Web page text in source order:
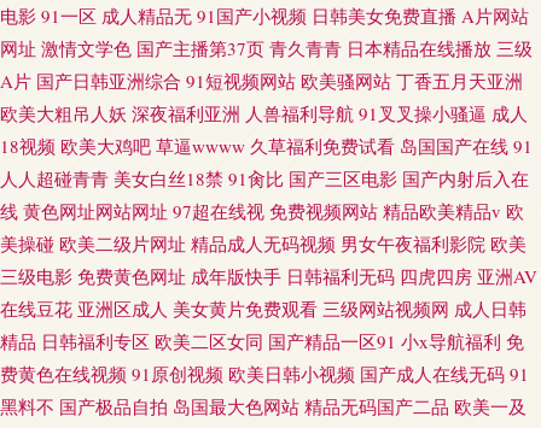
电影 91一区 成人精品无 91国产小视频 日韩美女免费直播 A片网站
网址 激情文学色 国产主播第37页 青久青青 日本精品在线播放 三级
A片 国产日韩亚洲综合 91短视频网站 欧美骚网站 丁香五月天亚洲
欧美大粗吊人妖 深夜福利亚洲 人兽福利导航 91叉叉操小骚逼 成人
18视频 欧美大鸡吧 草逼wwww 久草福利免费试看 岛国国产在线 91
人人超碰青青 美女白丝18禁 91肏比 国产三区电影 国产内射后入在
线 黄色网址网站网址 97超在线视 免费视频网站 精品欧美精品v 欧
美操碰 欧美二级片网址 精品成人无码视频 男女午夜福利影院 欧美
三级电影 免费黄色网址 成年版快手 日韩福利无码 四虎四房 亚洲AV
在线豆花 亚洲区成人 美女黄片免费观看 三级网站视频网 成人日韩
精品 日韩福利专区 欧美二区女同 国产精品一区91 小x导航福利 免
费黄色在线视频 91原创视频 欧美日韩小视频 国产成人在线无码 91
黑料不 国产极品自拍 岛国最大色网站 精品无码国产二品 欧美一及